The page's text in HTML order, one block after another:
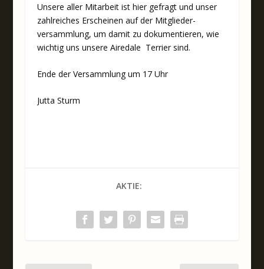
Unsere aller Mitarbeit ist hier gefragt und unser
zahlreiches Erscheinen auf der Mitglieder-
versammlung, um damit zu dokumentieren, wie
wichtig uns unsere Airedale Terrier sind.
Ende der Versammlung um 17 Uhr
Jutta Sturm
AKTIE: